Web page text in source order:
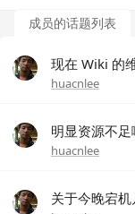
成员的话题列表
现在 Wiki 的
huacnlee
明显资源不足
huacnlee
关于今晚宕